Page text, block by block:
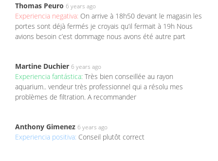
Thomas Peuro 6 years ago
Experiencia negativa: On arrive à 18h50 devant le magasin les
portes sont déjà fermés je croyais qu’il fermait à 19h Nous
avions besoin c’est dommage nous avons été autre part
Martine Duchier 6 years ago
Experiencia fantástica: Très bien conseillée au rayon
aquarium.. vendeur très professionnel qui a résolu mes
problèmes de filtration. A recommander
Anthony Gimenez 6 years ago
Experiencia positiva: Conseil plutôt correct